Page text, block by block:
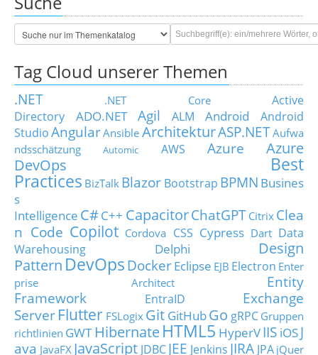
Tag Cloud unserer Themen
.NET .NET Core
Active
Directory
ADO.NET Agil ALM Android
Android
StudioAngularAnsible ArchitekturASP.NETAufwa
ndsschätzung
Automic AWS Azure
Azure
DevOps
Best
Practices BizTalk Blazor Bootstrap BPMN Busines
s
Intelligence C#C++ CapacitorChatGPT Citrix Clea
n Code Copilot Cordova CSS Cypress Dart Data
Warehousing
Delphi
Design
Pattern DevOps DockerEclipse EJB Electron Enter
prise Architect
Entity
Framework
EntraID
Exchange
Server Flutter FSLogix Git GitHubGo gRPC Gruppen
richtlinien GWT HibernateHTML5 HyperVIIS iOSJ
ava JavaFX JavaScript JDBC JEE Jenkins JIRA JPA jQuer